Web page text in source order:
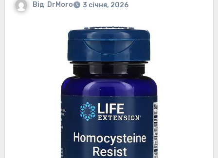
Від DrMoro 3 січня, 2026